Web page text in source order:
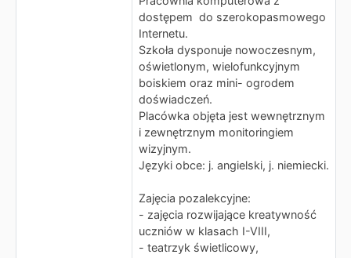
dostępem do szerokopasmowego
Internetu.
Szkoła dysponuje nowoczesnym,
oświetlonym, wielofunkcyjnym
boiskiem oraz mini- ogrodem
doświadczeń.
Placówka objęta jest wewnętrznym
i zewnętrznym monitoringiem
wizyjnym.
Języki obce: j. angielski, j. niemiecki.
Zajęcia pozalekcyjne:
- zajęcia rozwijające kreatywność
uczniów w klasach I-VIII,
- teatrzyk świetlicowy,